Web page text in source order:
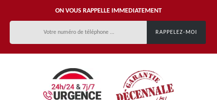
ON VOUS RAPPELLE IMMEDIATEMENT